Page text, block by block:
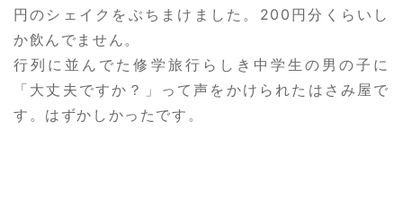
円のシェイクをぶちまけました。200円分くらいし
か飲んでません。
行列に並んでた修学旅行らしき中学生の男の子に
「大丈夫ですか？」って声をかけられたはさみ屋で
す。はずかしかったです。